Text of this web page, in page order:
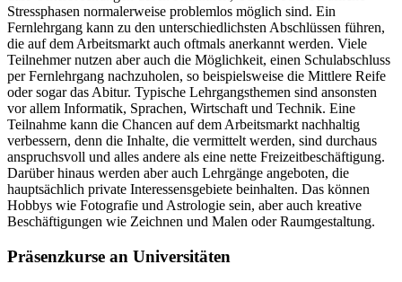
Stressphasen normalerweise problemlos möglich sind. Ein
Fernlehrgang kann zu den unterschiedlichsten Abschlüssen führen,
die auf dem Arbeitsmarkt auch oftmals anerkannt werden. Viele
Teilnehmer nutzen aber auch die Möglichkeit, einen Schulabschluss
per Fernlehrgang nachzuholen, so beispielsweise die Mittlere Reife
oder sogar das Abitur. Typische Lehrgangsthemen sind ansonsten
vor allem Informatik, Sprachen, Wirtschaft und Technik. Eine
Teilnahme kann die Chancen auf dem Arbeitsmarkt nachhaltig
verbessern, denn die Inhalte, die vermittelt werden, sind durchaus
anspruchsvoll und alles andere als eine nette Freizeitbeschäftigung.
Darüber hinaus werden aber auch Lehrgänge angeboten, die
hauptsächlich private Interessensgebiete beinhalten. Das können
Hobbys wie Fotografie und Astrologie sein, aber auch kreative
Beschäftigungen wie Zeichnen und Malen oder Raumgestaltung.
Präsenzkurse an Universitäten